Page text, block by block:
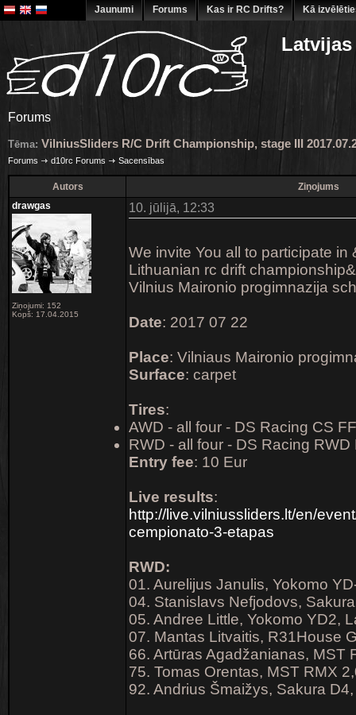
Jaunumi Forums Kas ir RC Drifts? Kā
Forums
Tēma: VilniusSliders R/C Drift Championship, stage III
Forums d10rc Forums Sacensības
Autors
Ziņojums
drawgas
Ziņojumi: 152
Kopš: 17.04.2015
10. jūlijā, 12:33
We invite You all to participate in
Lithuanian rc drift
Vilnius Maironio progimnazija
Date: 2017 07 22
Place: Vilniaus Maironio
Surface: carpet
Tires:
AWD - all four - DS Racing CS
RWD - all four - DS Racing
Entry fee: 10 Eur
Live results:
http://live.vilniussliders.lt/en/
cempionato-3-etapas
RWD:
01. Aurelijus Janulis, Yokomo
04. Stanislavs Nefjodovs,
05. Andree Little, Yokomo YD2,
07. Mantas Litvaitis, R31House
66. Artūras Agadžanianas, MST
75. Tomas Orentas, MST RMX
92. Andrius Šmaižys, Sakura